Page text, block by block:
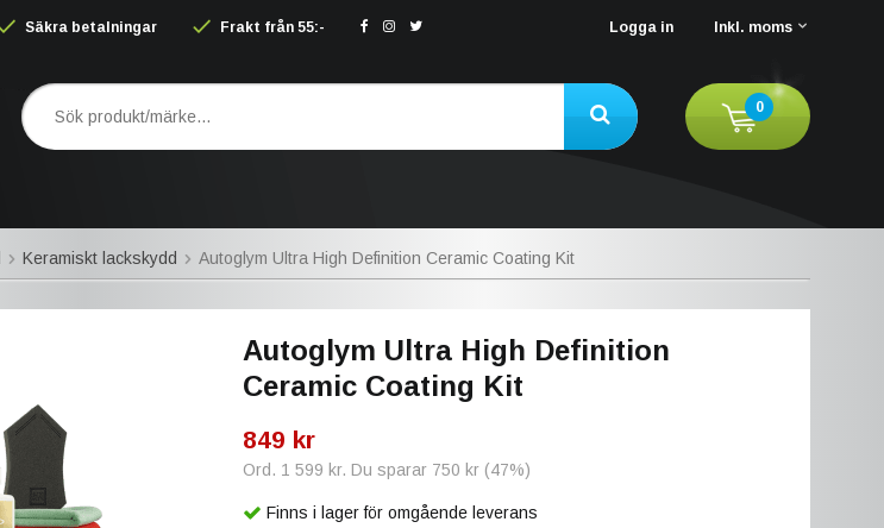
Säkra betalningar Frakt från 55:- Logga in Inkl. moms
0
Keramiskt lackskydd Autoglym Ultra High Definition Ceramic Coating Kit
Autoglym Ultra High Definition
Ceramic Coating Kit
849 kr
Ord. 1 599 kr. Du sparar 750 kr(47%)
Finns i lager för omgående leverans